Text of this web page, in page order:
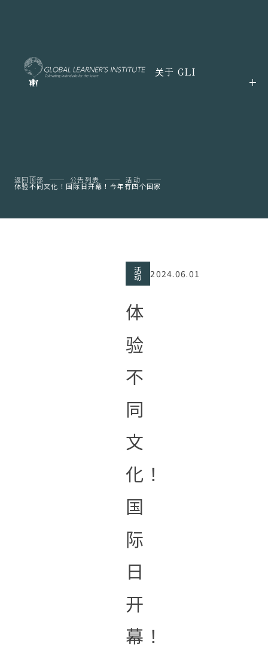
关于 GLI
返回顶部 公告列表 活动
体验不同文化！国际日开幕！今年有四个国家
活
动 2024.06.01
体
验
不
同
文
化！
国
际
日
开
幕！